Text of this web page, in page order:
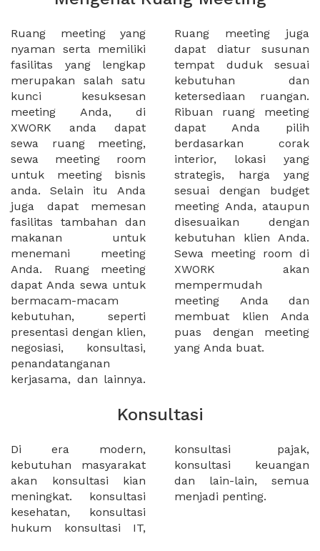
Ruang meeting yang
nyaman serta memiliki
fasilitas yang lengkap
merupakan salah satu
kunci kesuksesan
meeting Anda, di
XWORK anda dapat
sewa ruang meeting,
sewa meeting room
untuk meeting bisnis
anda. Selain itu Anda
juga dapat memesan
fasilitas tambahan dan
makanan untuk
menemani meeting
Anda. Ruang meeting
dapat Anda sewa untuk
bermacam-macam
kebutuhan, seperti
presentasi dengan klien,
negosiasi, konsultasi,
penandatanganan
kerjasama, dan lainnya.
Ruang meeting juga
dapat diatur susunan
tempat duduk sesuai
kebutuhan dan
ketersediaan ruangan.
Ribuan ruang meeting
dapat Anda pilih
berdasarkan corak
interior, lokasi yang
strategis, harga yang
sesuai dengan budget
meeting Anda, ataupun
disesuaikan dengan
kebutuhan klien Anda.
Sewa meeting room di
XWORK akan
mempermudah
meeting Anda dan
membuat klien Anda
puas dengan meeting
yang Anda buat.
Konsultasi
Di era modern,
kebutuhan masyarakat
akan konsultasi kian
meningkat. konsultasi
kesehatan, konsultasi
hukum konsultasi IT,
konsultasi pajak,
konsultasi keuangan
dan lain-lain, semua
menjadi penting.